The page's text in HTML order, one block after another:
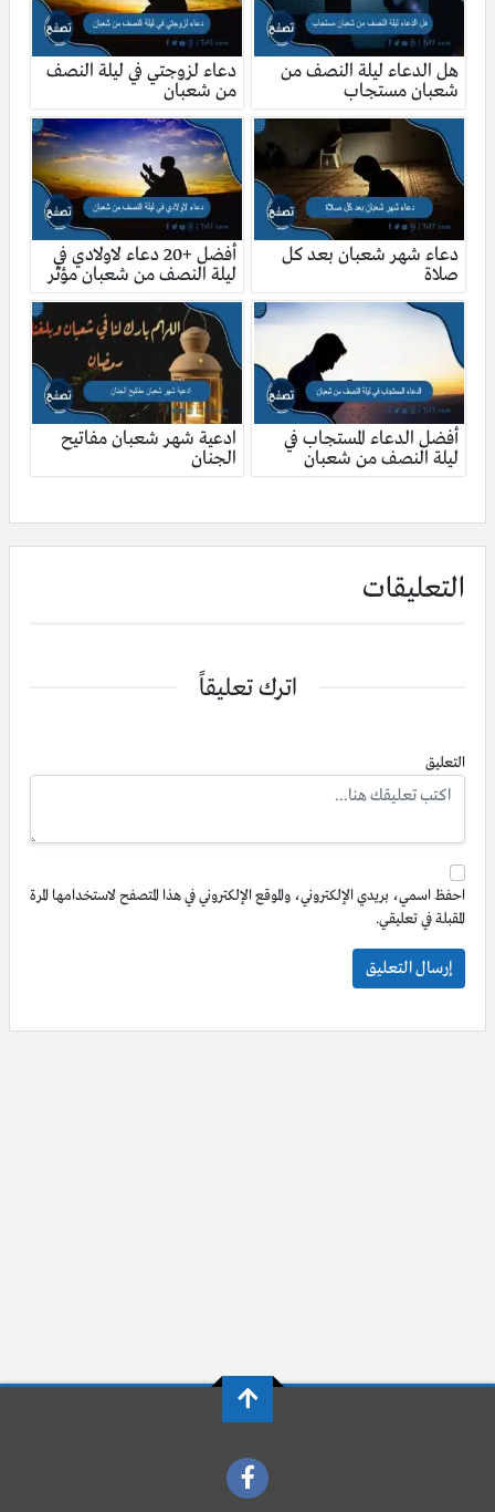
هل الدعاء ليلة النصف من
شعبان مستجاب
دعاء لزوجتي في ليلة النصف
من شعبان
دعاء شهر شعبان بعد كل
صلاة
أفضل +20 دعاء لاولادي في
ليلة النصف من شعبان مؤثر
أفضل الدعاء المستجاب في
ليلة النصف من شعبان
ادعية شهر شعبان مفاتيح
الجنان
التعليقات
اترك تعليقاً
التعليق
احفظ اسمي، بريدي الإلكتروني، والموقع الإلكتروني في هذا المتصفح لاستخدامها المرة
المقبلة في تعليقي.